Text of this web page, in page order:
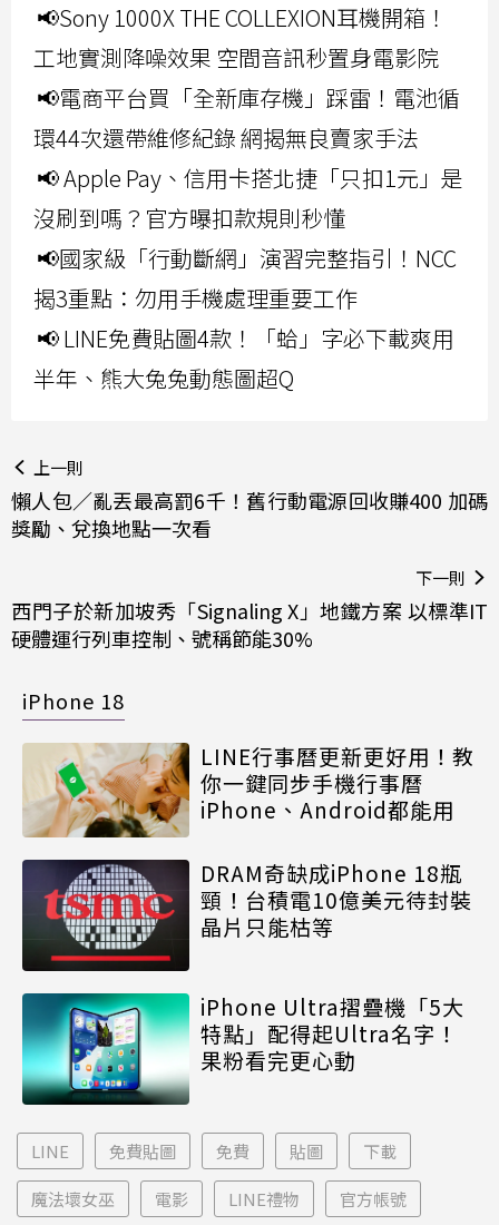
📢Sony 1000X THE COLLEXION耳機開箱！
工地實測降噪效果 空間音訊秒置身電影院
📢電商平台買「全新庫存機」踩雷！電池循
環44次還帶維修紀錄 網揭無良賣家手法
📢 Apple Pay、信用卡搭北捷「只扣1元」是
沒刷到嗎？官方曝扣款規則秒懂
📢國家級「行動斷網」演習完整指引！NCC
揭3重點：勿用手機處理重要工作
📢 LINE免費貼圖4款！「蛤」字必下載爽用
半年、熊大兔兔動態圖超Q
上一則
懶人包／亂丟最高罰6千！舊行動電源回收賺400 加碼
獎勵、兌換地點一次看
下一則
西門子於新加坡秀「Signaling X」地鐵方案 以標準IT
硬體運行列車控制、號稱節能30%
iPhone 18
LINE行事曆更新更好用！教
你一鍵同步手機行事曆
iPhone、Android都能用
DRAM奇缺成iPhone 18瓶
頸！台積電10億美元待封裝
晶片只能枯等
iPhone Ultra摺疊機「5大
特點」配得起Ultra名字！
果粉看完更心動
LINE 免費貼圖 免費 貼圖 下載
魔法壞女巫 電影 LINE禮物 官方帳號